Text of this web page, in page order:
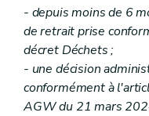
- depuis moins de 6
de retrait prise
décret Déchets ;
- une décision
conformément à
AGW du 21 mars